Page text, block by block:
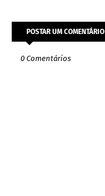
POSTAR UM COMENTÁRIO
0 Comentários